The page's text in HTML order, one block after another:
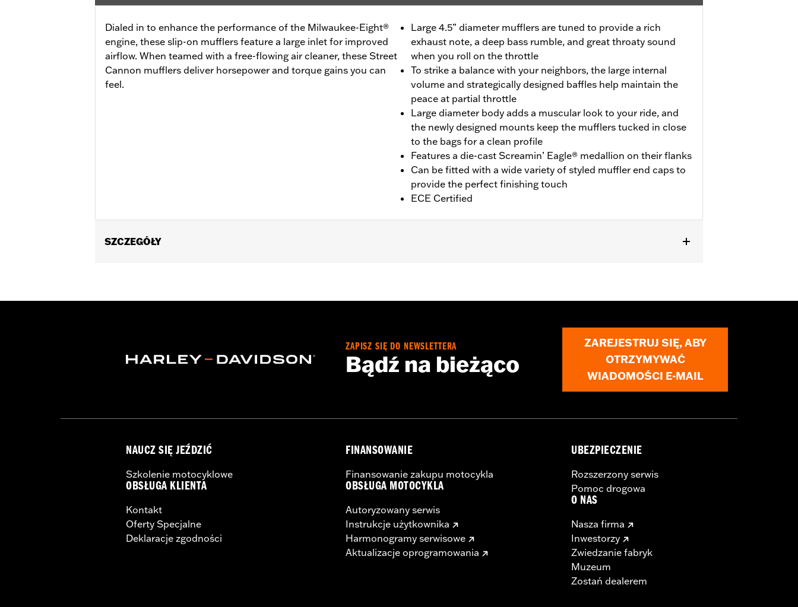
Dialed in to enhance the performance of the Milwaukee-Eight®
engine, these slip-on mufflers feature a large inlet for improved
airflow. When teamed with a free-flowing air cleaner, these Street
Cannon mufflers deliver horsepower and torque gains you can
feel.
Large 4.5” diameter mufflers are tuned to provide a rich
exhaust note, a deep bass rumble, and great throaty sound
when you roll on the throttle
To strike a balance with your neighbors, the large internal
volume and strategically designed baffles help maintain the
peace at partial throttle
Large diameter body adds a muscular look to your ride, and
the newly designed mounts keep the mufflers tucked in close
to the bags for a clean profile
Features a die-cast Screamin’ Eagle® medallion on their flanks
Can be fitted with a wide variety of styled muffler end caps to
provide the perfect finishing touch
ECE Certified
SZCZEGÓŁY
Installation Instructions
Screamin' Eagle Stage Upgrade:Stage I
ZAPISZ SIĘ DO NEWSLETTERA
Bądź na bieżąco
ZAREJESTRUJ SIĘ, ABY
OTRZYMYWAĆ
WIADOMOŚCI E-MAIL
NAUCZ SIĘ JEŹDZIĆ
Szkolenie motocyklowe
OBSŁUGA KLIENTA
Kontakt
Oferty Specjalne
Deklaracje zgodności
FINANSOWANIE
Finansowanie zakupu motocykla
OBSŁUGA MOTOCYKLA
Autoryzowany serwis
Instrukcje użytkownika
Harmonogramy serwisowe
Aktualizacje oprogramowania
UBEZPIECZENIE
Rozszerzony serwis
Pomoc drogowa
O NAS
Nasza firma
Inwestorzy
Zwiedzanie fabryk
Muzeum
Zostań dealerem